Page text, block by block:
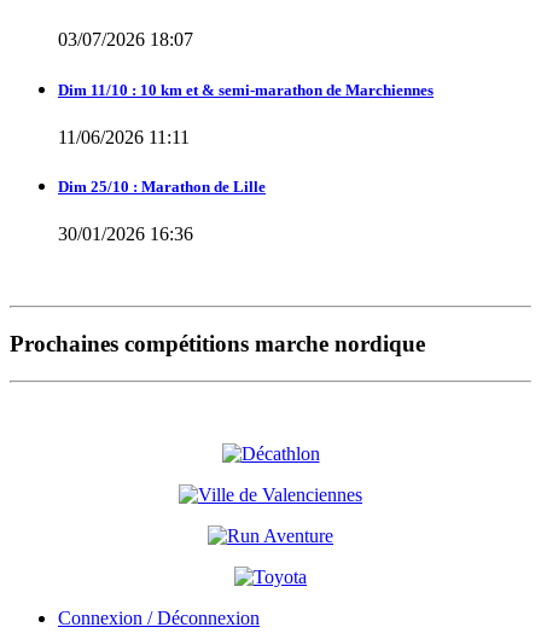
03/07/2026 18:07
Dim 11/10 : 10 km et & semi-marathon de Marchiennes
11/06/2026 11:11
Dim 25/10 : Marathon de Lille
30/01/2026 16:36
Prochaines compétitions marche nordique
Connexion / Déconnexion